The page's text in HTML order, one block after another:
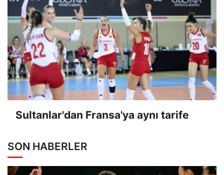
Sultanlar'dan Fransa'ya aynı tarife
SON HABERLER